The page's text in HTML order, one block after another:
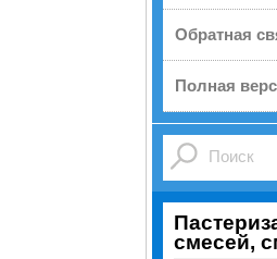
Обратная
Полная
смесей,